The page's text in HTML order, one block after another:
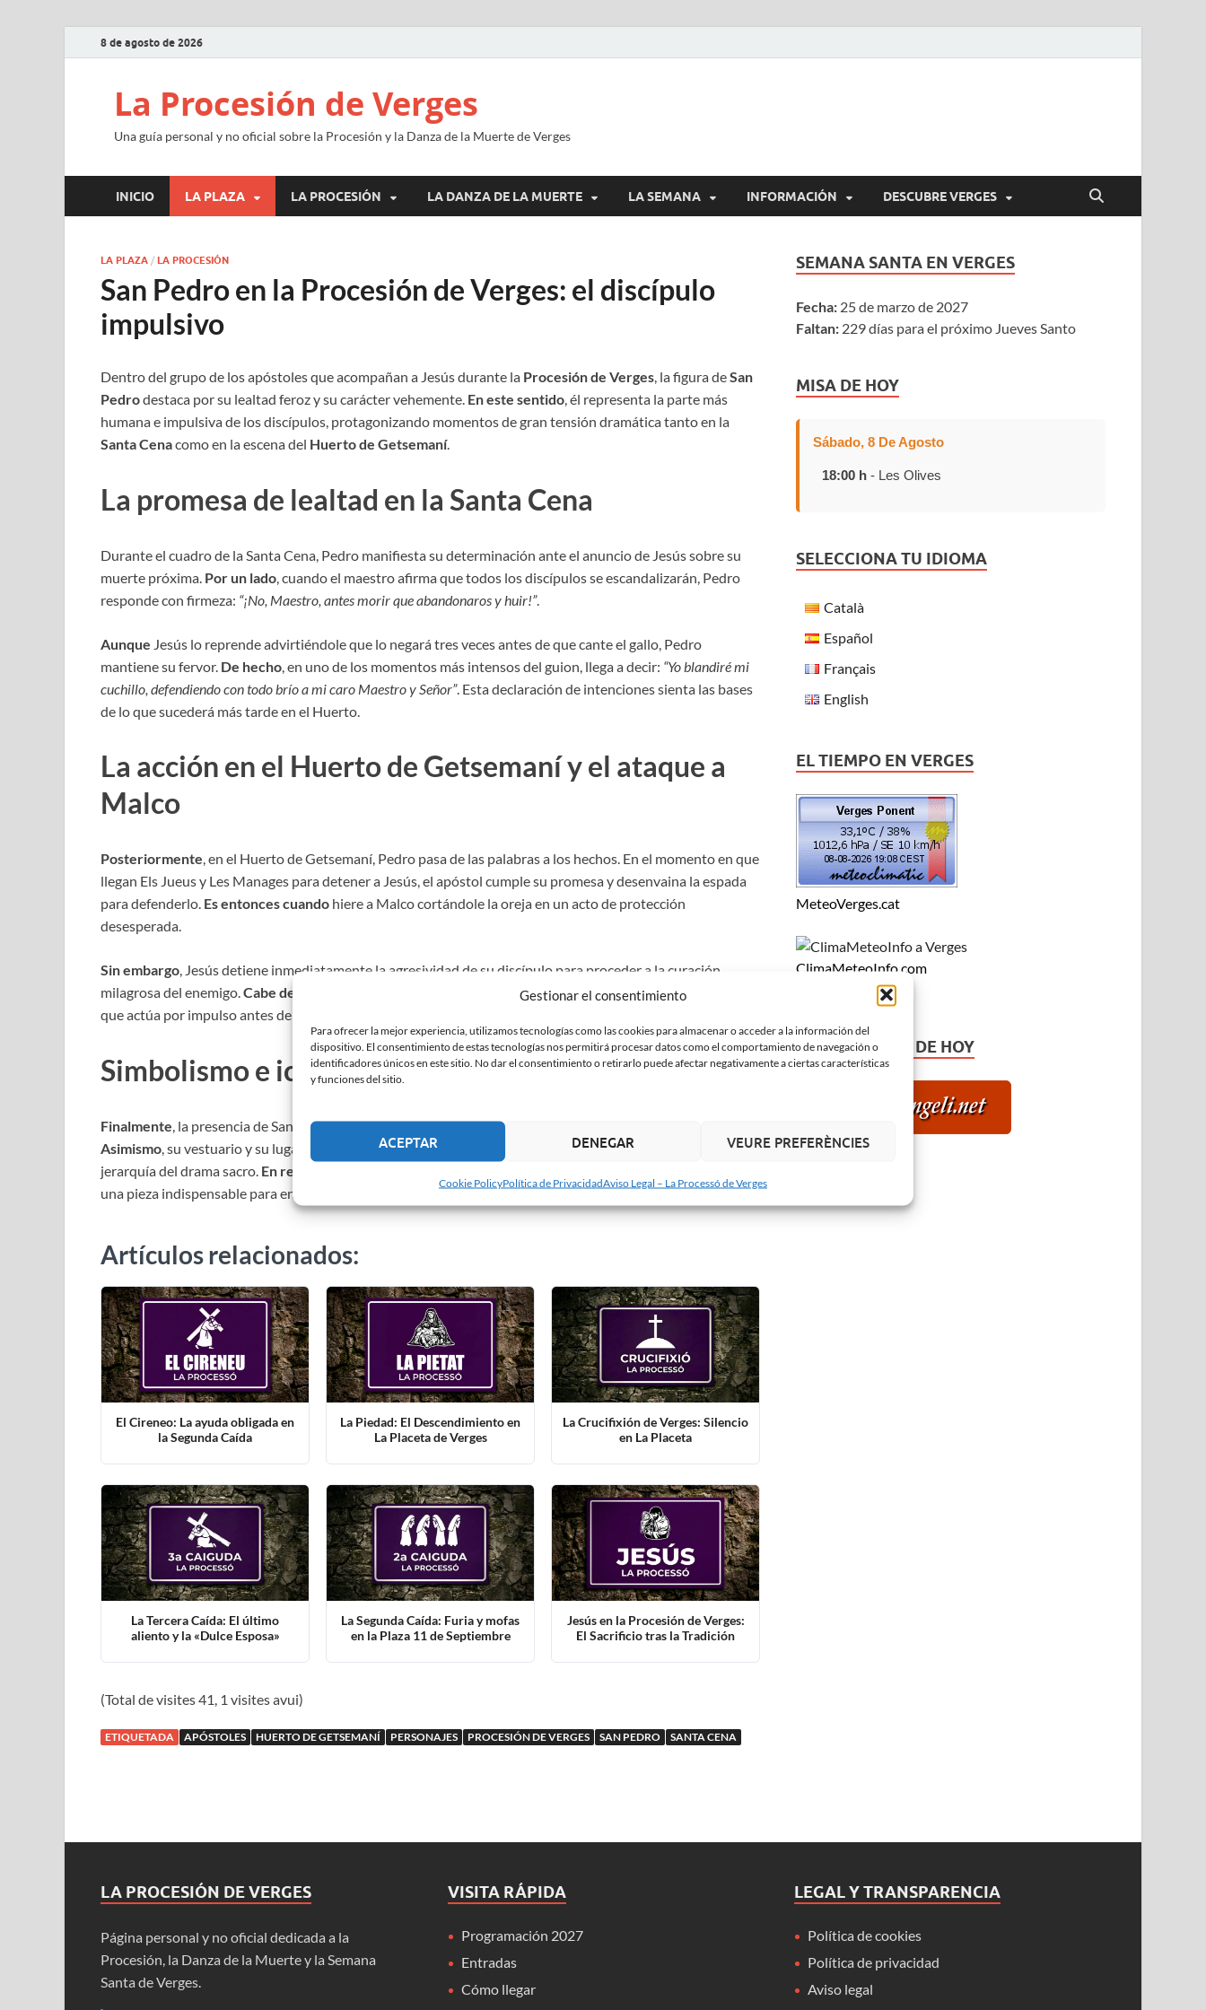
Gestionar el consentimiento
Para ofrecer la mejor experiencia, utilizamos tecnologías como las cookies para almacenar o acceder a la información del
dispositivo. El consentimiento de estas tecnologías nos permitirá procesar datos como el comportamiento de navegación o
identificadores únicos en este sitio. No dar el consentimiento o retirarlo puede afectar negativamente a ciertas características
y funciones del sitio.
ACEPTAR DENEGAR VEURE PREFERÈNCIES
Cookie PolicyPolítica de PrivacidadAviso Legal – La Processó de Verges
8 de agosto de 2026
La Procesión de Verges
Una guía personal y no oficial sobre la Procesión y la Danza de la Muerte de Verges
INICIO LA PLAZA LA PROCESIÓN LA DANZA DE LA MUERTE LA SEMANA INFORMACIÓN DESCUBRE VERGES
LA PLAZA / LA PROCESIÓN
San Pedro en la Procesión de Verges: el discípulo
impulsivo
Dentro del grupo de los apóstoles que acompañan a Jesús durante la Procesión de Verges, la figura deSan
Pedrodestaca por su lealtad feroz y su carácter vehemente. En este sentido, él representa la parte más
humana e impulsiva de los discípulos, protagonizando momentos de gran tensión dramática tanto en la
Santa Cenacomo en la escena del Huerto de Getsemaní.
La promesa de lealtad en la Santa Cena
Durante el cuadro de la Santa Cena, Pedro manifiesta su determinación ante el anuncio de Jesús sobre su
muerte próxima. Por un lado , cuando el maestro afirma que todos los discípulos se escandalizarán, Pedro
responde con firmeza: “¡No, Maestro, antes morir que abandonaros y huir!”.
Aunque Jesús lo reprende advirtiéndole que lo negará tres veces antes de que cante el gallo, Pedro
mantiene su fervor. De hecho , en uno de los momentos más intensos del guion, llega a decir: “Yo blandiré mi
cuchillo, defendiendo con todo brío a mi caro Maestro y Señor”. Esta declaración de intenciones sienta las bases
de lo que sucederá más tarde en el Huerto.
La acción en el Huerto de Getsemaní y el ataque a
Malco
Posteriormente, en el Huerto de Getsemaní, Pedro pasa de las palabras a los hechos. En el momento en que
llegan Els Jueus y Les Manages para detener a Jesús, el apóstol cumple su promesa y desenvaina la espada
para defenderlo. Es entonces cuando hiere a Malco cortándole la oreja en un acto de protección
desesperada.
Sin embargo, Jesús detiene inmediatamente la agresividad de su discípulo para proceder a la curación
milagrosa del enemigo.Cabe destacar que
este gesto de Pedro subraya el carácter protector del personaje,
que actúa por impulso antes de caer en el arrepentimiento que marcará el resto de la noche.
Simbolismo e iconografía en Verges
Finalmente , la presencia de San Pedro en la villa de Verges es una de las más reconocibles por el público.
Asimismo , su vestuario y su lugar preferente dentro del séquito de los apóstoles refuerzan su peso en la
jerarquía del drama sacro. En resumen
una pieza indispensable para entender la evolución emocional delJueves Santo.
Artículos relacionados:
El Cireneo: La ayuda obligada en
la Segunda Caída
La Piedad: El Descendimiento en
La Placeta de Verges
La Crucifixión de Verges: Silencio
en La Placeta
La Tercera Caída: El último
aliento y la «Dulce Esposa»
La Segunda Caída: Furia y mofas
en la Plaza 11 de Septiembre
Jesús en la Procesión de Verges:
El Sacrificio tras la Tradición
(Total de visites 41, 1 visites avui)
ETIQUETADA APÓSTOLES HUERTO DE GETSEMANÍ PERSONAJES PROCESIÓN DE VERGES SAN PEDRO SANTA CENA
SEMANA SANTA EN VERGES
Fecha: 25 de marzo de 2027
Faltan: 229 días para el próximo Jueves Santo
MISA DE HOY
Sábado, 8 De Agosto
18:00 h - Les Olives
SELECCIONA TU IDIOMA
Català
Español
Français
English
EL TIEMPO EN VERGES
MeteoVerges.cat
ClimaMeteoInfo.com
EL EVANGELIO DE HOY
LA PROCESIÓN DE VERGES
Página personal y no oficial dedicada a la
Procesión, la Danza de la Muerte y la Semana
Santa de Verges.
VISITA RÁPIDA
Programación 2027
Entradas
Cómo llegar
LEGAL Y TRANSPARENCIA
Política de cookies
Política de privacidad
Aviso legal